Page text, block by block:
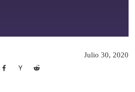
Julio 30, 2020